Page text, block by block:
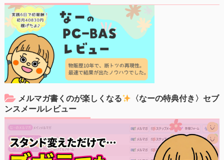
メルマガ書くのが楽しくなる
〈なーの特典付き〉セブ
ンスメールレビュー